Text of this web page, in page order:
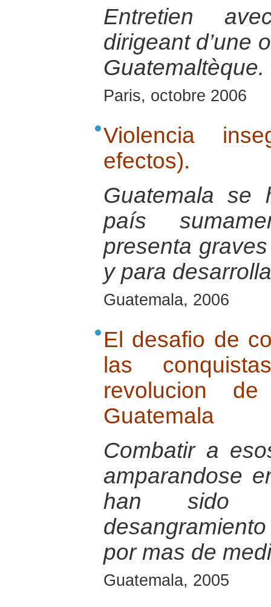
Entretien
dirigeant d’une
Guatemaltèque.
Paris, octobre 2006
Violencia
efectos).
Guatemala se
país
presenta
y para
Guatemala, 2006
El desafio de
las
revolucion
Guatemala
Combatir a
amparandose
han sido
por mas de
Guatemala, 2005